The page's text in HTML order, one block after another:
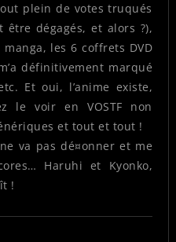
plein de votes truqués
dégagés, et alors ?),
les 6 coffrets DVD
définitivement marqué
Et oui, l’anime existe,
le voir en VOSTF non
et tout et tout !
va pas dé¤onner et me
Haruhi et Kyonko,
!